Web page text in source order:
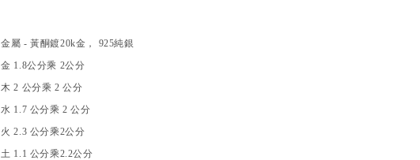
金屬 - 黃酮鍍20k金， 925純銀
金 1.8公分乘 2公分
木 2 公分乘 2 公分
水 1.7 公分乘 2 公分
火 2.3 公分乘2公分
土 1.1 公分乘2.2公分